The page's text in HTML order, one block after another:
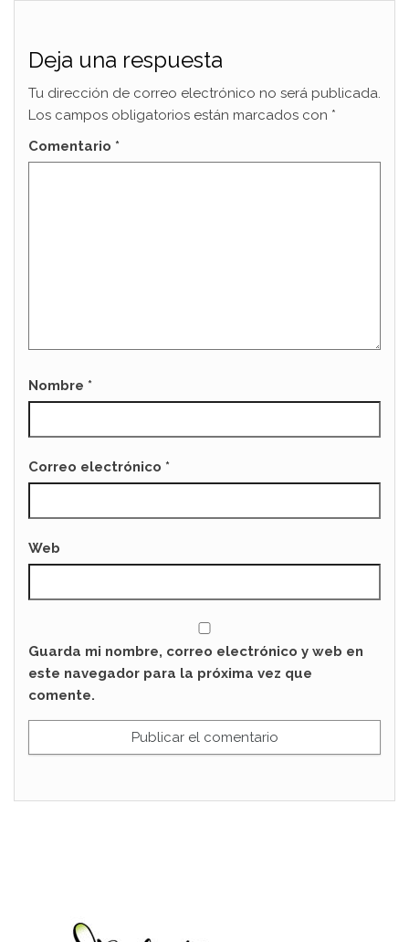
Deja una respuesta
Tu dirección de correo electrónico no será publicada.
Los campos obligatorios están marcados con *
Comentario *
Nombre *
Correo electrónico *
Web
Guarda mi nombre, correo electrónico y web en
este navegador para la próxima vez que
comente.